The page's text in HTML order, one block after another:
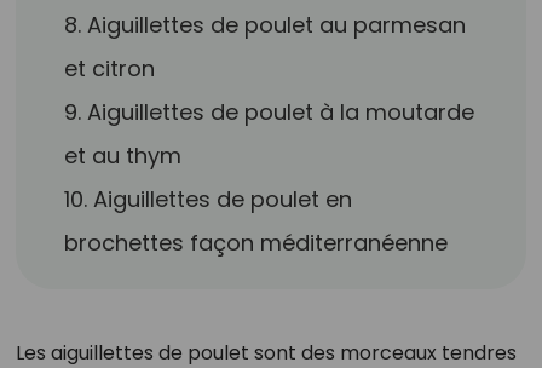
8. Aiguillettes de poulet au parmesan
et citron
9. Aiguillettes de poulet à la moutarde
et au thym
10. Aiguillettes de poulet en
brochettes façon méditerranéenne
Les aiguillettes de poulet sont des morceaux tendres